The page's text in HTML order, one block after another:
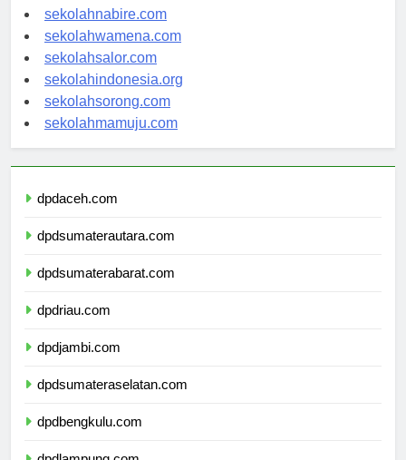
sekolahmanokwari.com
sekolahnabire.com
sekolahwamena.com
sekolahsalor.com
sekolahindonesia.org
sekolahsorong.com